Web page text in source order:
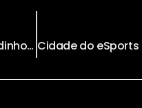
Direto de 2037 Lala Deheinzelin Envia Um Recadinho Para Os Profissionais do Futuro